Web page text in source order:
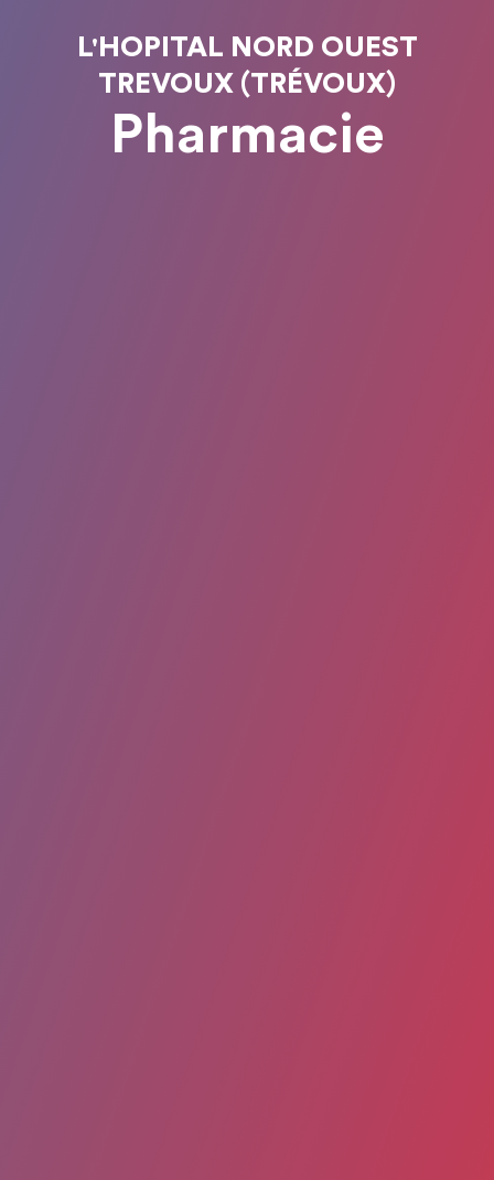
L'HOPITAL NORD OUEST
TREVOUX (TRÉVOUX)
Pharmacie